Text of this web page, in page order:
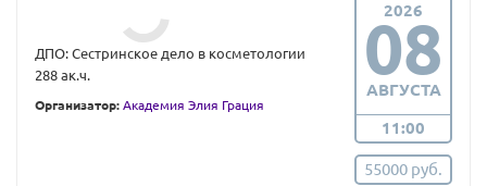
ДПО: Сестринское дело в косметологии
288 ак.ч.
Организатор: Академия Элия Грация
2026
08
АВГУСТА
11:00
55000 руб.